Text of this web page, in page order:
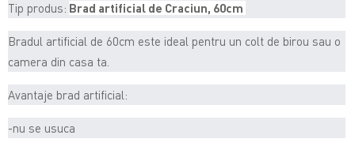
Tip produs: Brad artificial de Craciun, 60cm
Bradul artificial de 60cm este ideal pentru un colt de birou sau o
camera din casa ta.
Avantaje brad artificial:
-nu se usuca